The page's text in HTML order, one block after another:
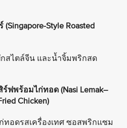
Style Roasted
สไตล์จีน และน้ำจิ้มพริกสด
ฟพร้อมไก่ทอด (Nasi Lemak–
Chicken)
อดรสเครื่องเทศ ซอสพริกแซม